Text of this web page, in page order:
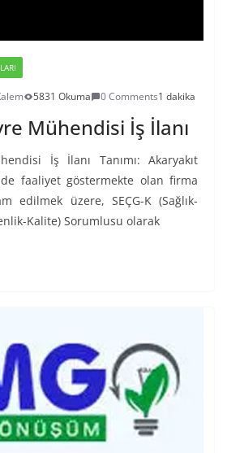
5831 Okuma 0 Comments1 dakika
Mühendisi İş İlanı
İş İlanı Tanımı: Akaryakıt
faaliyet göstermekte olan firma
edilmek üzere, SEÇG-K (Sağlık-
Kalite) Sorumlusu olarak